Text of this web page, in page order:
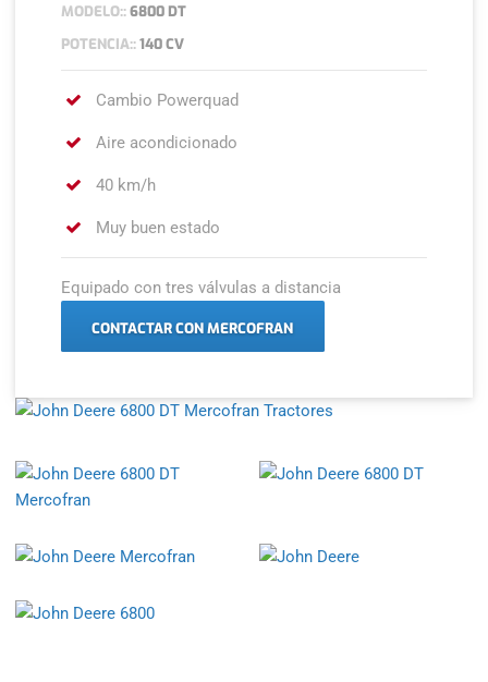
MODELO::6800 DT
POTENCIA::140 CV
Cambio Powerquad
Aire acondicionado
40 km/h
Muy buen estado
Equipado con tres válvulas a distancia
CONTACTAR CON MERCOFRAN